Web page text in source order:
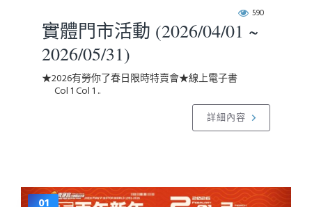
590
實體門市活動 (2026/04/01 ~
2026/05/31)
★2026有勞你了春日限時特賣會★線上電子書
Col 1 Col 1 ..
詳細內容
01